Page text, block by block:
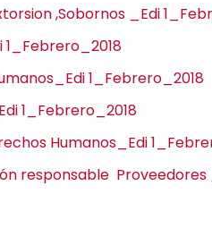
,Sobornos _Edi
1_Febrero_2018
1_Febrero_2018
Humanos_Edi
responsable Proveedores